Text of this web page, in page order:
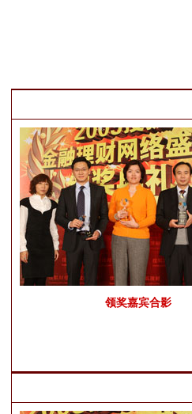
领奖嘉宾合影